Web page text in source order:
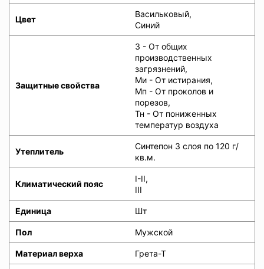
Цвет
Васильковый,
Синий
Защитные свойства
З - От общих
производственных
загрязнений,
Ми - От истирания,
Мп - От проколов и
порезов,
Тн - От пониженных
температур воздуха
Утеплитель
Синтепон 3 слоя по 120 г/
кв.м.
Климатический пояс
I-II,
III
Единица Шт
Пол Мужской
Материал верха Грета-Т